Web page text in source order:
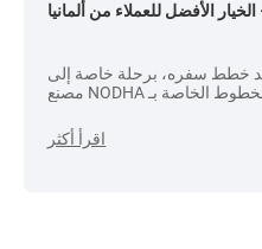
الأفضل للعملاء من ألمانيا
خطط سفره، برحلة خاصة إلى
مصنع NODHA لمراقبة آلة حفر الخطوط الخاصة بـ NODHA،
الآلة بشكل مباشر، وقدم فريق
NODHA ترحيبًا حارًا طوال الوقت، مما يضمن التقدم السلس
اقرأ أكثر